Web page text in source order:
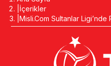
İçerikler
Misli.Com Sultanlar Ligi’nde